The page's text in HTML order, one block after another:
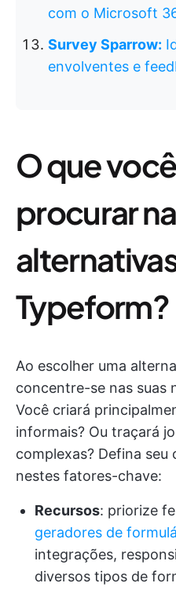
com o Microsoft
Survey Sparrow:
envolventes e
O que
procurar
Typeform?
Ao escolher uma
concentre-se nas suas
Você criará
informais? Ou traçará
complexas? Defina
nestes fatores-chave:
Recursos: priorize
geradores de
integrações,
diversos tipos de